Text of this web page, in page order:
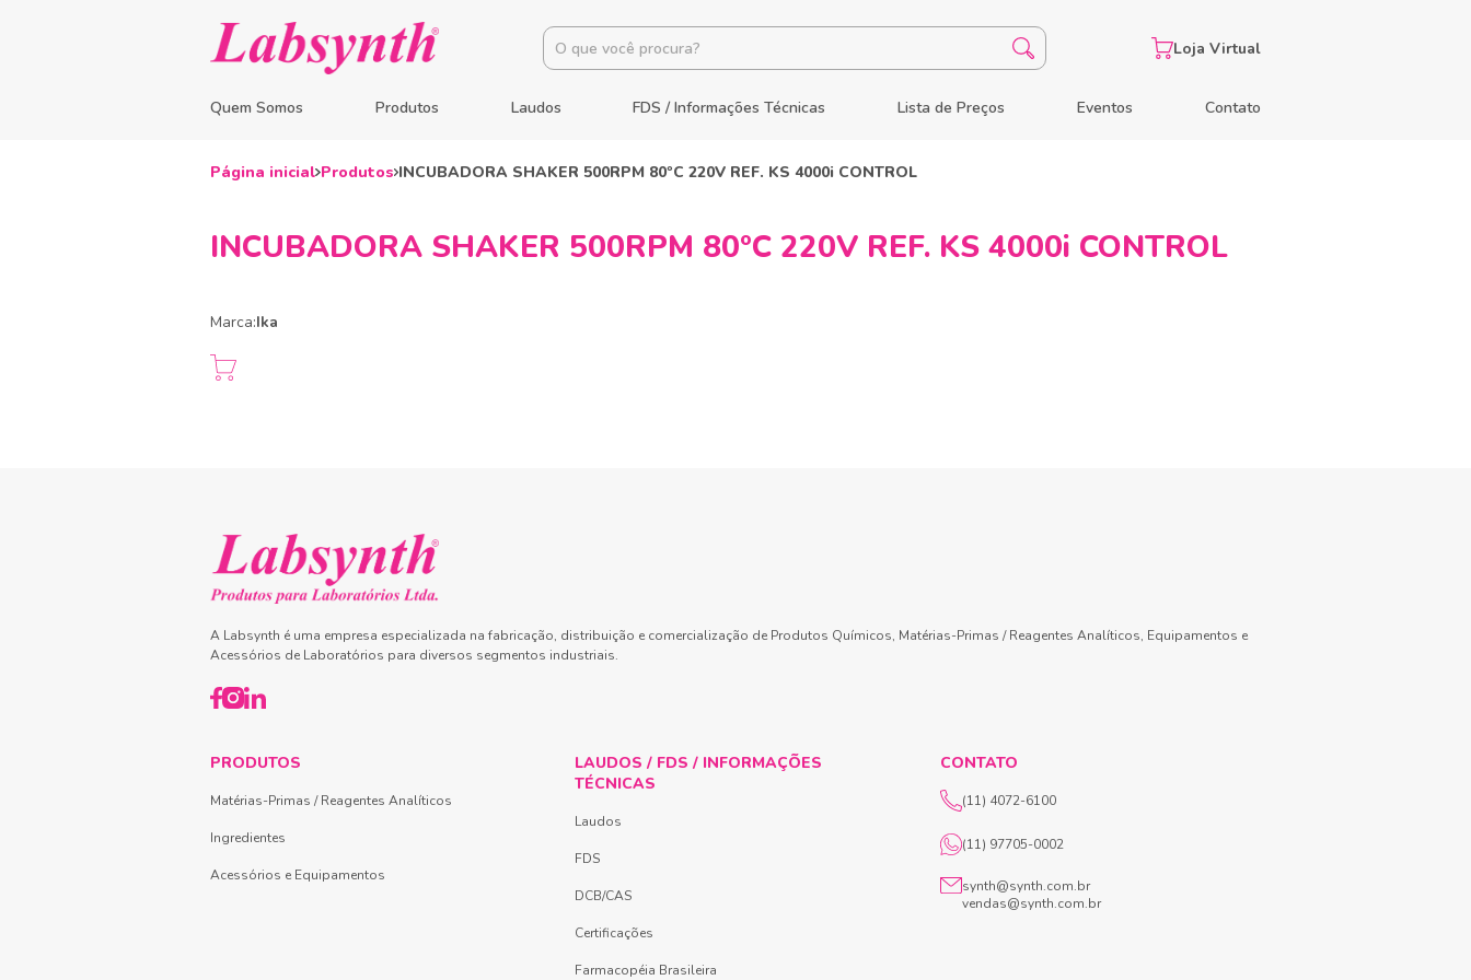
Quem Somos Produtos Laudos FDS / Informações Técnicas Lista de Preços Eventos Contato
Loja Virtual
Página inicial Produtos INCUBADORA SHAKER 500RPM 80ºC 220V REF. KS 4000i CONTROL
INCUBADORA SHAKER 500RPM 80ºC 220V REF. KS 4000i CONTROL
Marca:Ika
A Labsynth é uma empresa especializada na fabricação, distribuição e comercialização de Produtos Químicos, Matérias-Primas / Reagentes Analíticos, Equipamentos e
Acessórios de Laboratórios para diversos segmentos industriais.
PRODUTOS
Matérias-Primas / Reagentes Analíticos
Ingredientes
Acessórios e Equipamentos
LAUDOS / FDS / INFORMAÇÕES
TÉCNICAS
Laudos
FDS
DCB/CAS
Certificações
Farmacopéia Brasileira
CONTATO
(11) 4072-6100
(11) 97705-0002
synth@synth.com.br
vendas@synth.com.br